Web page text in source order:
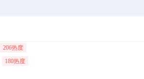
206热度
180热度